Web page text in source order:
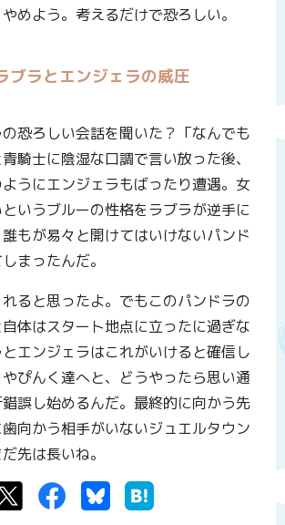
めよう。考えるだけで恐ろしい。
ブラとエンジェラの威圧
恐ろしい会話を聞いた？「なんでも
騎士に陰湿な口調で言い放った後、
うにエンジェラもばったり遭遇。女
いうブルーの性格をラブラが逆手に
もが易々と開けてはいけないパンド
まったんだ。
ると思ったよ。でもこのパンドラの
体はスタート地点に立ったに過ぎな
エンジェラはこれがいけると確信し
ぴんく達へと、どうやったら思い通
誤し始めるんだ。最終的に向かう先
向かう相手がいないジュエルタウン
先は長いね。
TwitterFacebookBluesky